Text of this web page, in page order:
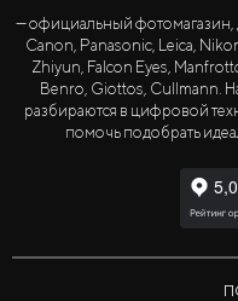
— официальный фотомагазин,
Canon, Panasonic, Leica,
Zhiyun, Falcon Eyes,
Benro, Giottos, Cullmann.
разбираются в цифровой
помочь подобрать